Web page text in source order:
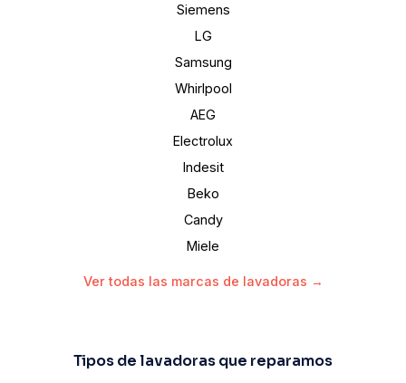
Siemens
LG
Samsung
Whirlpool
AEG
Electrolux
Indesit
Beko
Candy
Miele
Ver todas las marcas de lavadoras →
Tipos de lavadoras que reparamos